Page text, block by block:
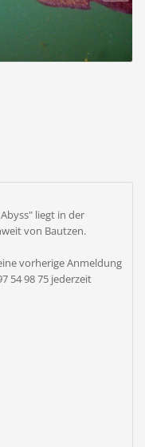
liegt in der
von Bautzen.
vorherige Anmeldung
54 98 75 jederzeit